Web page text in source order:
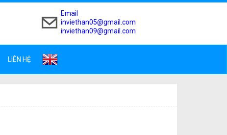
Email
inviethan05@gmail.com
inviethan09@gmail.com
LIÊN HỆ